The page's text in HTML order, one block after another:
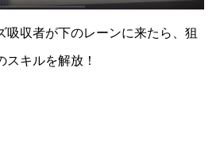
吸収者が下のレーンに来たら、狙
キルを解放！